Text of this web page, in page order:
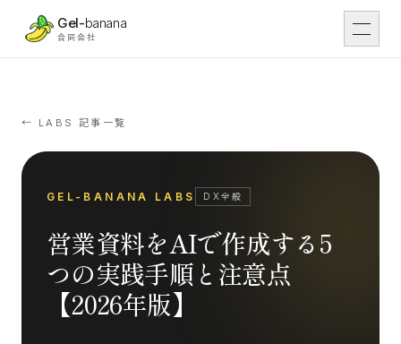
本文へスキップ
Gel-banana
合同会社
01 DX
02
IT IT開発
Tsunaga Room場・運営
← LABS 記事一覧
GEL-BANANA LABS DX全般
営業資料をAIで作成する5
つの実践手順と注意点
【2026年版】